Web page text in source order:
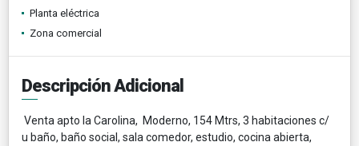
Planta eléctrica
Zona comercial
Descripción Adicional
Venta apto la Carolina, Moderno, 154 Mtrs, 3 habitaciones c/
u baño, baño social, sala comedor, estudio, cocina abierta,